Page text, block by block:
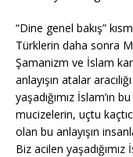
“Dine genel bakış”
Türklerin daha sonra
Şamanizm ve İslam
anlayışın atalar
yaşadığımız İslam’ın
mucizelerin, uçtu
olan bu anlayışın
Biz acilen yaşadığımız